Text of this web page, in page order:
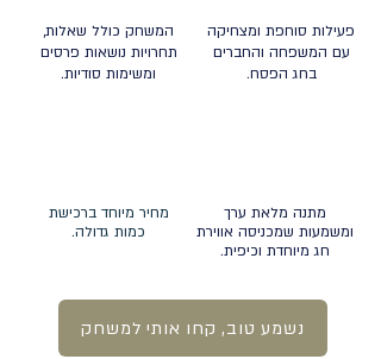
המשחק כולל שאלות,
תחרויות נושאות פרסים
ומשימות סודיות.
מחיר מיוחד ברכישת
כמות גדולה.
פעילות סוחפת ומצחיקה
עם המשפחה והחברים
בחג הפסח.
מתנה מלאת ערך
ומשמעות שמכניסה אווירת
חג מיוחדת וכיפית.
נשמע טוב, קחו אותי למשחק